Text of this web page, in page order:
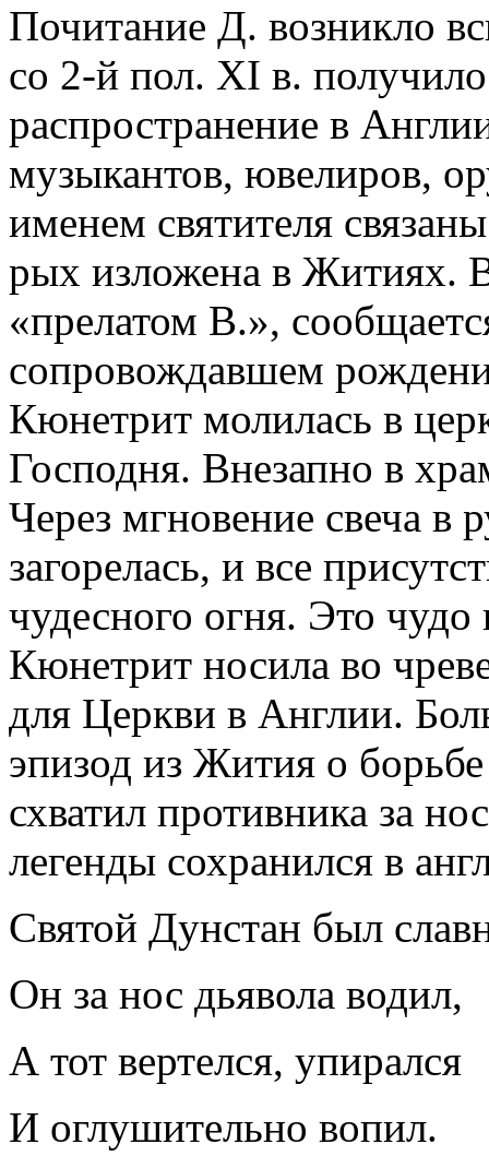
Почитание Д. возникло
со 2-й пол. XI в.
распространение в
музыкантов, ювелиров,
именем святителя
рых изложена в Житиях.
«прелатом В.»,
сопровождавшем
Кюнетрит молилась в
Господня. Внезапно в
Через мгновение свеча в
загорелась, и все
чудесного огня. Это чудо
Кюнетрит носила во
для Церкви в Англии.
эпизод из Жития о
схватил противника за
легенды сохранился в
Святой Дунстан был
Он за нос дьявола водил,
А тот вертелся, упирался
И оглушительно вопил.